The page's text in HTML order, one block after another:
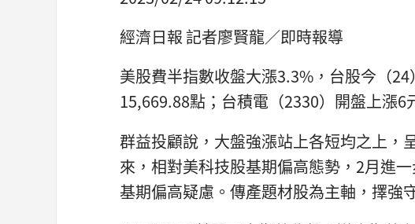
經濟日報 記者廖賢龍／即時報導
美股費半指數收盤大漲3.3%，台股今（
15,669.88點；台積電（2330）開盤上漲6
群益投顧說，大盤強漲站上各短均之上，
來，相對美科技股基期偏高態勢，2月進
基期偏高疑慮。傳產題材股為主軸，擇強